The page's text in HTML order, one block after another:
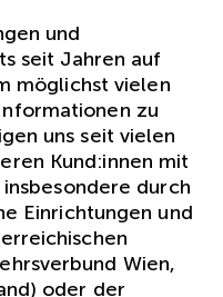
und
seit Jahren auf
möglichst vielen
zu
uns seit vielen
Kund:innen mit
durch
Einrichtungen und
Wien,
oder der